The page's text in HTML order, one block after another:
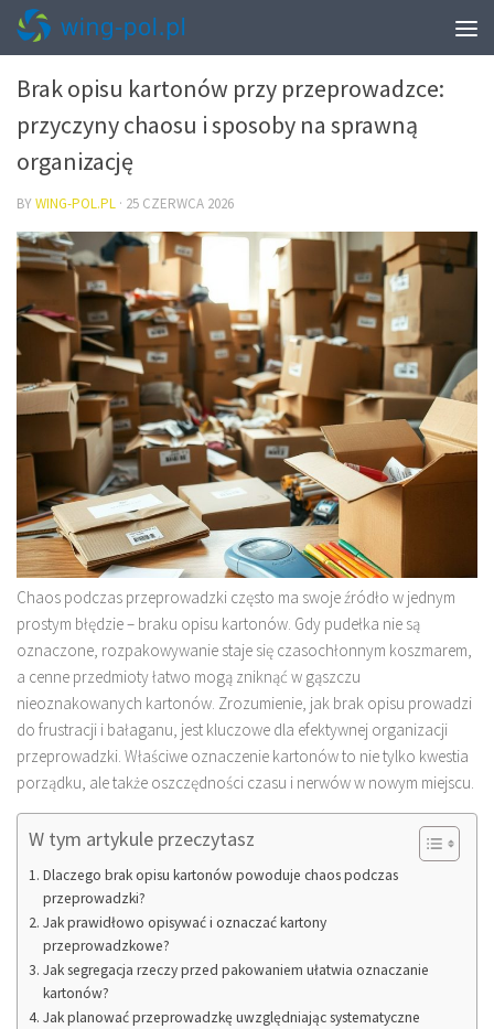
PRZEPROWADZKI – PAKOWANIE I START W NOWYM MIESZKANIU
Brak opisu kartonów przy przeprowadzce:
przyczyny chaosu i sposoby na sprawną
organizację
BYWING-POL.PL · 25 CZERWCA 2026
Chaos podczas przeprowadzki często ma swoje źródło w jednym
prostym błędzie – braku opisu kartonów. Gdy pudełka nie są
oznaczone, rozpakowywanie staje się czasochłonnym koszmarem,
a cenne przedmioty łatwo mogą zniknąć w gąszczu
nieoznakowanych kartonów. Zrozumienie, jak brak opisu prowadzi
do frustracji i bałaganu, jest kluczowe dla efektywnej organizacji
przeprowadzki. Właściwe oznaczenie kartonów to nie tylko kwestia
porządku, ale także oszczędności czasu i nerwów w nowym miejscu.
W tym artykule przeczytasz
Dlaczego brak opisu kartonów powoduje chaos podczas
przeprowadzki?
Jak prawidłowo opisywać i oznaczać kartony
przeprowadzkowe?
Jak segregacja rzeczy przed pakowaniem ułatwia oznaczanie
kartonów?
Jak planować przeprowadzkę uwzględniając systematyczne